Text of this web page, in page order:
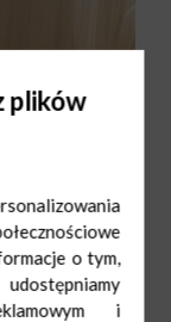
plików
o tym,
i